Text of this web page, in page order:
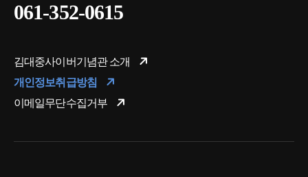
061-352-0615
김대중사이버기념관 소개
개인정보취급방침
이메일무단수집거부